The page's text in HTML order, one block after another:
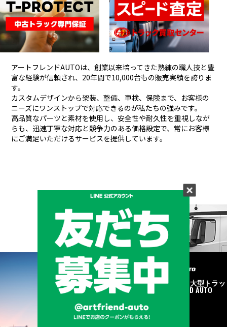
アートフレンドAUTOは、創業以来培ってきた熟練の職人技と豊
富な経験が信頼され、 20年間で10,000台もの販売実績を誇りま
す。
カスタムデザインから架装、整備、車検、保険まで、お客様の
ニーズにワンストップで対応できるのが私たちの強みです。
高品質なパーツと素材を使用し、安全性や耐久性を重視しなが
らも、 迅速丁寧な対応と競争力のある価格設定で、常にお客様
にご満足いただけるサービスを提供しています。
メーカーと形状から探す
BRAND & TYPE
©2020中古トラック・大型トラッ
ク販売はART FRIEND AUTO